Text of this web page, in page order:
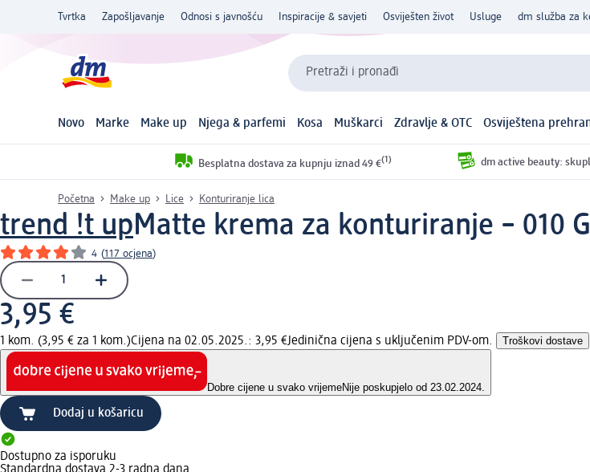
Tvrtka Zapošljavanje Odnosi s javnošću Inspiracije & savjeti Osviješten život Usluge dm služba za
Pretraži i pronađi
Novo Marke Make up Njega & parfemi Kosa Muškarci Zdravlje & OTC Osviještena
Besplatna dostava za kupnju iznad 49 €(1) dm active beauty:
Početna Make up Lice Konturiranje lica
trend !t upMatte krema za konturiranje – 010
4 (117 ocjena)
3,95 €
1 kom. (3,95 € za 1 kom.)Cijena na 02.05.2025.: 3,95 €Jedinična cijena s uključenim PDV-om. Troškovi dostave
Dobre cijene u svako vrijemeNije poskupjelo od 23.02.2024.
Dodaj u košaricu
Dostupno za isporuku